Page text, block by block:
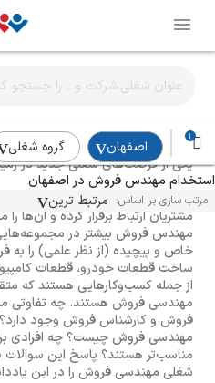
1
اصفهان گروه شغلی
استخدام مهندس فروش در اصفهان
مرتب سازی بر اساس: مرتبط ترین
راهنمای استخدام مهندس
یکی از فرصت‌های شغلی جدید در
فروش» است. بسیاری از مجموعه‌ها
دارند تا بتوانند از راه منطق و با
مشتریان ارتباط برقرار کرده و
مهندس فروش بیشتر در
خاص و پیچیده (از نظر علمی) را به
ساخت قطعات خودرو، قطعات
از جمله کسب‌وکارهایی هستند که
مهندسی فروش هستند. چه تفاوتی
فروش و کارشناس فروش وجود
مهندسی فروش چیست؟ چه افرادی
مناسب‌تر هستند؟ پاسخ این سوالات
شغلی مهندسی فروش را در این